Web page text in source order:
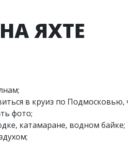
ЯХТЕ
в круиз по Подмосковью,
фото;
катамаране, водном байке;